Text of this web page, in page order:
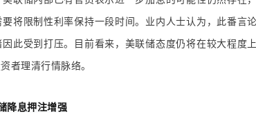
将限制性利率保持一段时间。业内人士认为，此番言
此受到打压。目前看来，美联储态度仍将在较大程度
者理清行情脉络。
降息押注增强